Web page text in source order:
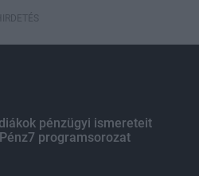
pénzügyi ismereteit
programsorozat